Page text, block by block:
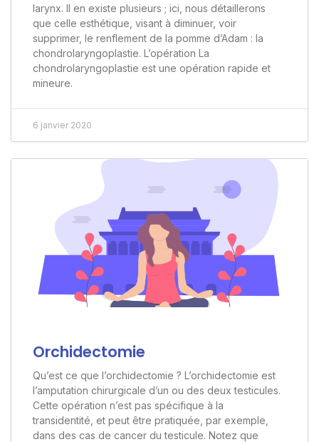
larynx. Il en existe plusieurs ; ici, nous détaillerons
que celle esthétique, visant à diminuer, voir
supprimer, le renflement de la pomme d’Adam : la
chondrolaryngoplastie. L’opération La
chondrolaryngoplastie est une opération rapide et
mineure.
6 janvier 2020
Orchidectomie
Qu’est ce que l’orchidectomie ? L’orchidectomie est
l’amputation chirurgicale d’un ou des deux testicules.
Cette opération n’est pas spécifique à la
transidentité, et peut être pratiquée, par exemple,
dans des cas de cancer du testicule. Notez que